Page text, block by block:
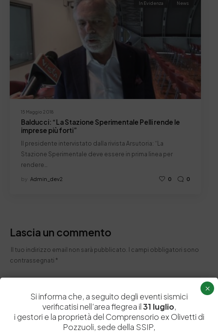
15 Maggio 2018
In Evidenza News
Balducci: “La Stazione Sperimentale Pelli rende le
imprese più forti”
Il presidente intervistato dalla rivista Arsutoria: “La
Stazione Sperimentale deve essere in prima linea per
rendere…
by Admin_dev2 0 0
Lascia un commento
Il tuo indirizzo email non sarà pubblicato. I campi obbligatori sono
contrassegnati *
Si informa che, a seguito degli eventi sismici
verificatisi nell’area flegrea il31 luglio,
i gestori e la proprietà del Comprensorio ex Olivetti di
Pozzuoli, sede della SSIP,
×